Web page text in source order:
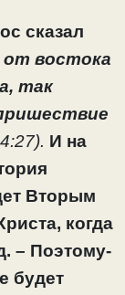
сказал
от востока
так
И на
Вторым
когда
– Поэтому-
будет